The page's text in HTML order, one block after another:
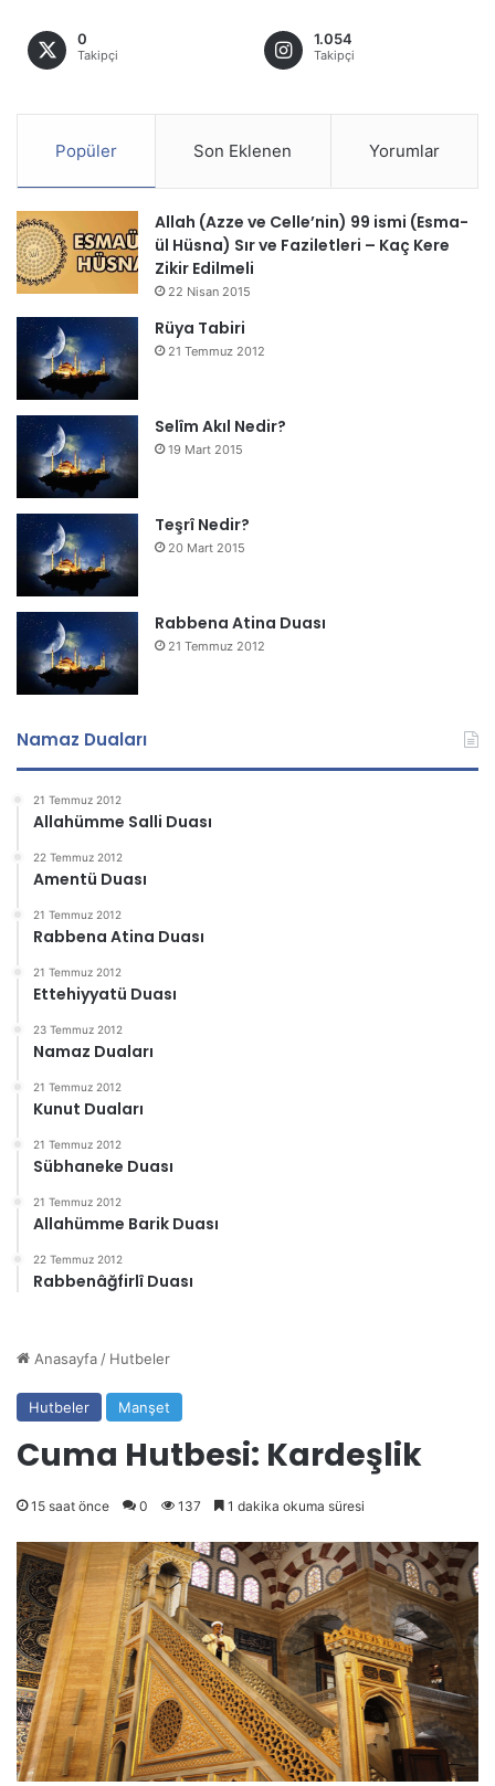
0
Takipçi
1.054
Takipçi
Popüler Son Eklenen Yorumlar
Allah (Azze ve Celle’nin) 99 ismi (Esma-
ül Hüsna) Sır ve Faziletleri – Kaç Kere
Zikir Edilmeli
22 Nisan 2015
Rüya Tabiri
21 Temmuz 2012
Selîm Akıl Nedir?
19 Mart 2015
Teşrî Nedir?
20 Mart 2015
Rabbena Atina Duası
21 Temmuz 2012
Namaz Duaları
21 Temmuz 2012
Allahümme Salli Duası
22 Temmuz 2012
Amentü Duası
21 Temmuz 2012
Rabbena Atina Duası
21 Temmuz 2012
Ettehiyyatü Duası
23 Temmuz 2012
Namaz Duaları
21 Temmuz 2012
Kunut Duaları
21 Temmuz 2012
Sübhaneke Duası
21 Temmuz 2012
Allahümme Barik Duası
22 Temmuz 2012
Rabbenâğfirlî Duası